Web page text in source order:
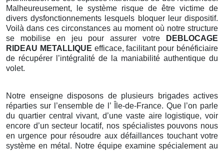
Malheureusement, le système risque de être victime de
divers dysfonctionnements lesquels bloquer leur dispositif.
Voilà dans ces circonstances au moment où notre structure
se mobilise en jeu pour assurer votre
DEBLOCAGE
RIDEAU METALLIQUE efficace, facilitant pour bénéficiaire
de récupérer l’intégralité de la maniabilité authentique du
volet.
Notre enseigne disposons de plusieurs brigades actives
réparties sur l’ensemble de l’ Île-de-France. Que l’on parle
du quartier central vivant, d’une vaste aire logistique, voir
encore d’un secteur locatif, nos spécialistes pouvons nous
en urgence pour résoudre aux défaillances touchant votre
système en métal. Notre équipe examine spécialement au